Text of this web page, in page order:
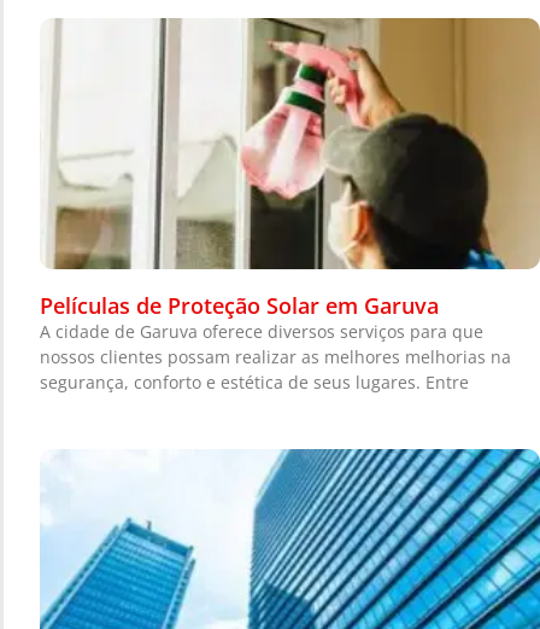
Películas de Proteção Solar em Garuva
A cidade de Garuva oferece diversos serviços para que
nossos clientes possam realizar as melhores melhorias na
segurança, conforto e estética de seus lugares. Entre